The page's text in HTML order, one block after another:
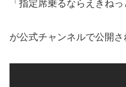
「指定席乗るならえきね
が公式チャンネルで公開さ